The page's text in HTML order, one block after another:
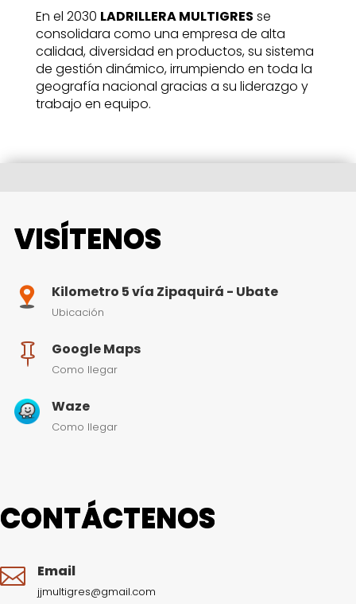
En el 2030 LADRILLERA MULTIGRES se
consolidara como una empresa de alta
calidad, diversidad en productos, su sistema
de gestión dinámico, irrumpiendo en toda la
geografía nacional gracias a su liderazgo y
trabajo en equipo.
VISÍTENOS
Kilometro 5 vía Zipaquirá - Ubate
Ubicación
 Google Maps
Como llegar
Waze
Como llegar
CONTÁCTENOS
 Email
jjmultigres@gmail.com